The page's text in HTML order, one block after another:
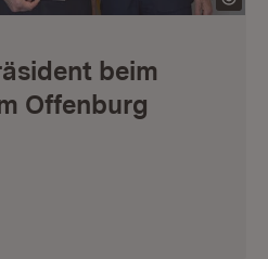
beim
Offenburg